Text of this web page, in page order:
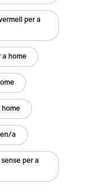
per a
a home
home
a
per a